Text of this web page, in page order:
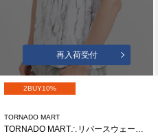
再入荷受付
2BUY10%
TORNADO MART
TORNADO MART∴リバースウェーブシームVネック半袖カットソー